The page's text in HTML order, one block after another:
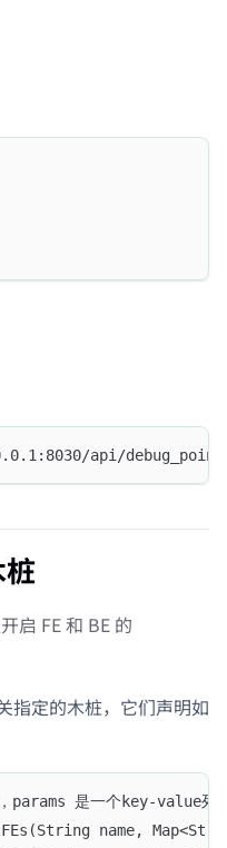
api/
启 FE 和 BE 的
指定的木桩，它们声明如
params 是一个key-value列
name,